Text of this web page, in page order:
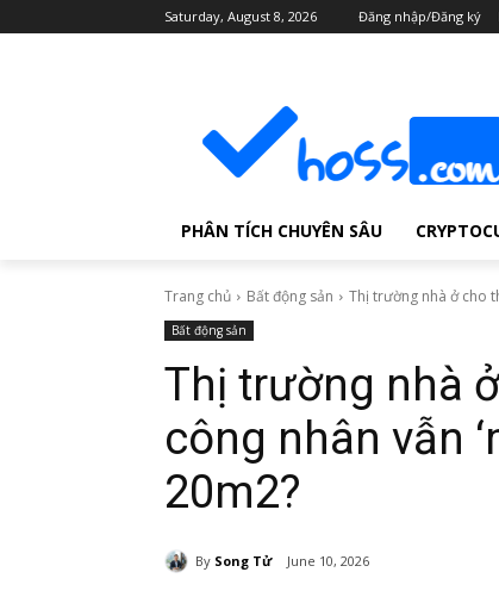
Saturday, August 8, 2026 Đăng nhập/Đăng ký
PHÂN TÍCH CHUYÊN SÂU
Trang chủ Bất động sản Thị trường nhà ở cho
Bất động sản
Thị trường nhà
công nhân vẫn
20m2?
By Song Tử June 10, 2026